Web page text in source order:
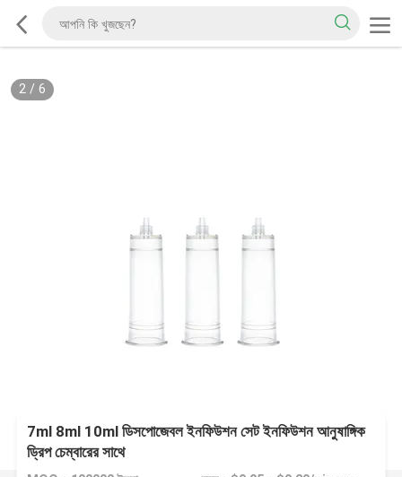
2/ 6
7ml 8ml 10ml ডিসপোজেবল ইনফিউশন সেট ইনফিউশন আনুষাঙ্গিক
ড্রিপ চেম্বারের সাথে